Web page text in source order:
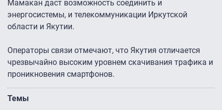
Мамакан даст возможность соединить и
энергосистемы, и телекоммуникации Иркутской
области и Якутии.
Операторы связи отмечают, что Якутия отличается
чрезвычайно высоким уровнем скачивания трафика и
проникновения смартфонов.
Темы